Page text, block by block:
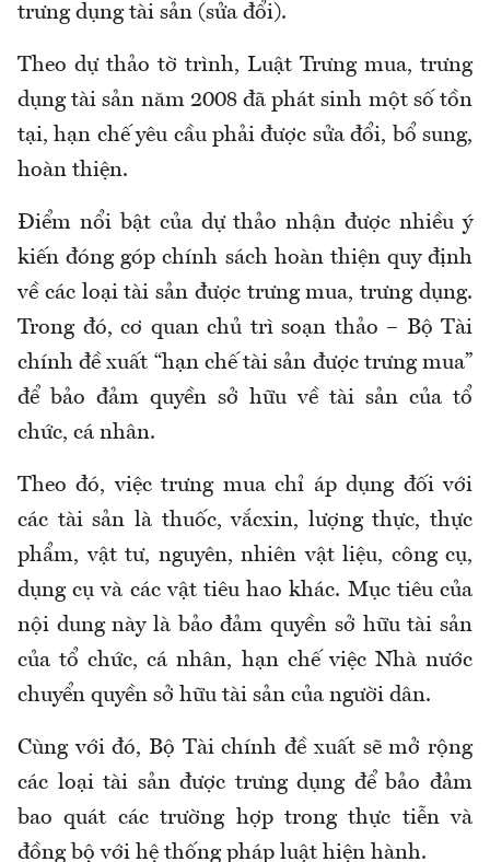
trưng dụng tài sản (sửa đổi).
Theo dự thảo tờ trình, Luật Trưng mua, trưng
dụng tài sản năm 2008 đã phát sinh một số tồn
tại, hạn chế yêu cầu phải được sửa đổi, bổ sung,
hoàn thiện.
Điểm nổi bật của dự thảo nhận được nhiều ý
kiến đóng góp chính sách hoàn thiện quy định
về các loại tài sản được trưng mua, trưng dụng.
Trong đó, cơ quan chủ trì soạn thảo – Bộ Tài
chính đề xuất “hạn chế tài sản được trưng mua”
để bảo đảm quyền sở hữu về tài sản của tổ
chức, cá nhân.
Theo đó, việc trưng mua chỉ áp dụng đối với
các tài sản là thuốc, vắcxin, lượng thực, thực
phẩm, vật tư, nguyên, nhiên vật liệu, công cụ,
dụng cụ và các vật tiêu hao khác. Mục tiêu của
nội dung này là bảo đảm quyền sở hữu tài sản
của tổ chức, cá nhân, hạn chế việc Nhà nước
chuyển quyền sở hữu tài sản của người dân.
Cùng với đó, Bộ Tài chính đề xuất sẽ mở rộng
các loại tài sản được trưng dụng để bảo đảm
bao quát các trường hợp trong thực tiễn và
đồng bộ với hệ thống pháp luật hiện hành.